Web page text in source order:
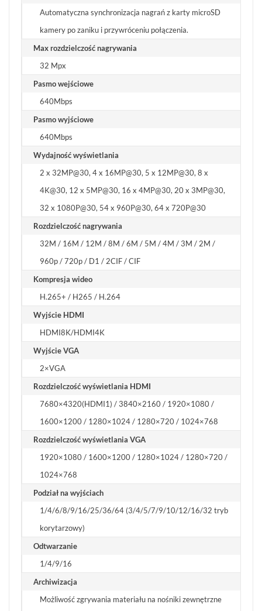
Automatyczna synchronizacja nagrań z karty microSD
kamery po zaniku i przywróceniu połączenia.
Max rozdzielczość nagrywania
32 Mpx
Pasmo wejściowe
640Mbps
Pasmo wyjściowe
640Mbps
Wydajność wyświetlania
2 x 32MP@30, 4 x 16MP@30, 5 x 12MP@30, 8 x
4K@30, 12 x 5MP@30, 16 x 4MP@30, 20 x 3MP@30,
32 x 1080P@30, 54 x 960P@30, 64 x 720P@30
Rozdzielczość nagrywania
32M / 16M / 12M / 8M / 6M / 5M / 4M / 3M / 2M /
960p / 720p / D1 / 2CIF / CIF
Kompresja wideo
H.265+ / H265 / H.264
Wyjście HDMI
HDMI8K/HDMI4K
Wyjście VGA
2×VGA
Rozdzielczość wyświetlania HDMI
7680×4320(HDMI1) / 3840×2160 / 1920×1080 /
1600×1200 / 1280×1024 / 1280×720 / 1024×768
Rozdzielczość wyświetlania VGA
1920×1080 / 1600×1200 / 1280×1024 / 1280×720 /
1024×768
Podział na wyjściach
1/4/6/8/9/16/25/36/64 (3/4/5/7/9/10/12/16/32 tryb
korytarzowy)
Odtwarzanie
1/4/9/16
Archiwizacja
Możliwość zgrywania materiału na nośniki zewnętrzne